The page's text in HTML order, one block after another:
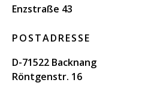
Enzstraße 43
POSTADRESSE
D-71522 Backnang
Röntgenstr. 16